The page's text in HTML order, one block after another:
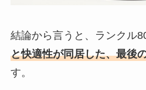
結論から言うと、ランクル
と快適性が同居した、最後
す。